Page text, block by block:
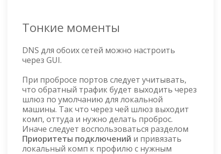
Тонкие моменты
DNS для обоих сетей можно настроить
через GUI.
При пробросе портов следует учитывать,
что обратный трафик будет выходить через
шлюз по умолчанию для локальной
машины. Так что через чей шлюз выходит
комп, оттуда и нужно делать проброс.
Иначе следует воспользоваться разделом
Приоритеты подключений и привязать
локальный комп к профилю с нужным